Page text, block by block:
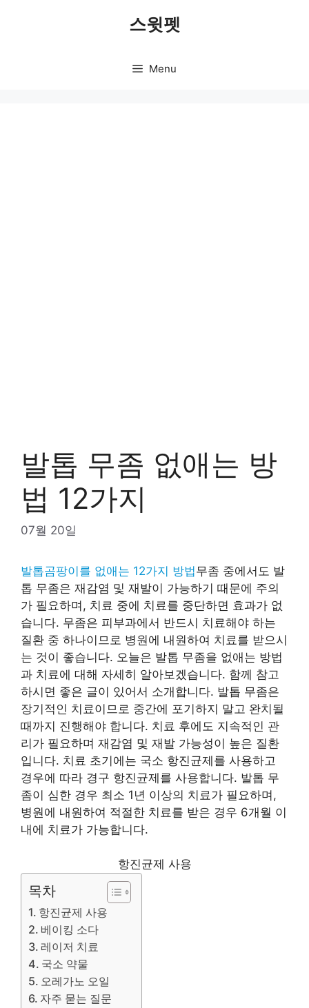
스윗펫
Menu
발톱 무좀 없애는 방
법 12가지
07월 20일
발톱곰팡이를 없애는 12가지 방법무좀 중에서도 발
톱 무좀은 재감염 및 재발이 가능하기 때문에 주의
가 필요하며, 치료 중에 치료를 중단하면 효과가 없
습니다. 무좀은 피부과에서 반드시 치료해야 하는
질환 중 하나이므로 병원에 내원하여 치료를 받으시
는 것이 좋습니다. 오늘은 발톱 무좀을 없애는 방법
과 치료에 대해 자세히 알아보겠습니다. 함께 참고
하시면 좋은 글이 있어서 소개합니다. 발톱 무좀은
장기적인 치료이므로 중간에 포기하지 말고 완치될
때까지 진행해야 합니다. 치료 후에도 지속적인 관
리가 필요하며 재감염 및 재발 가능성이 높은 질환
입니다. 치료 초기에는 국소 항진균제를 사용하고
경우에 따라 경구 항진균제를 사용합니다. 발톱 무
좀이 심한 경우 최소 1년 이상의 치료가 필요하며,
병원에 내원하여 적절한 치료를 받은 경우 6개월 이
내에 치료가 가능합니다.
항진균제 사용
목차
항진균제 사용
베이킹 소다
레이저 치료
국소 약물
오레가노 오일
자주 묻는 질문